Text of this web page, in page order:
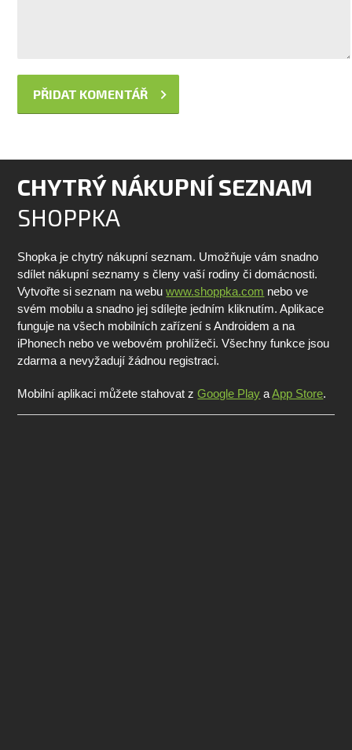
CHYTRÝ NÁKUPNÍ SEZNAM
SHOPPKA
Shopka je chytrý nákupní seznam. Umožňuje vám snadno
sdílet nákupní seznamy s členy vaší rodiny či domácnosti.
Vytvořte si seznam na webuwww.shoppka.com nebo ve
svém mobilu a snadno jej sdílejte jedním kliknutím. Aplikace
funguje na všech mobilních zařízení s Androidem a na
iPhonech nebo ve webovém prohlížeči. Všechny funkce jsou
zdarma a nevyžadují žádnou registraci.
Mobilní aplikaci můžete stahovat zGoogle Play aApp Store.